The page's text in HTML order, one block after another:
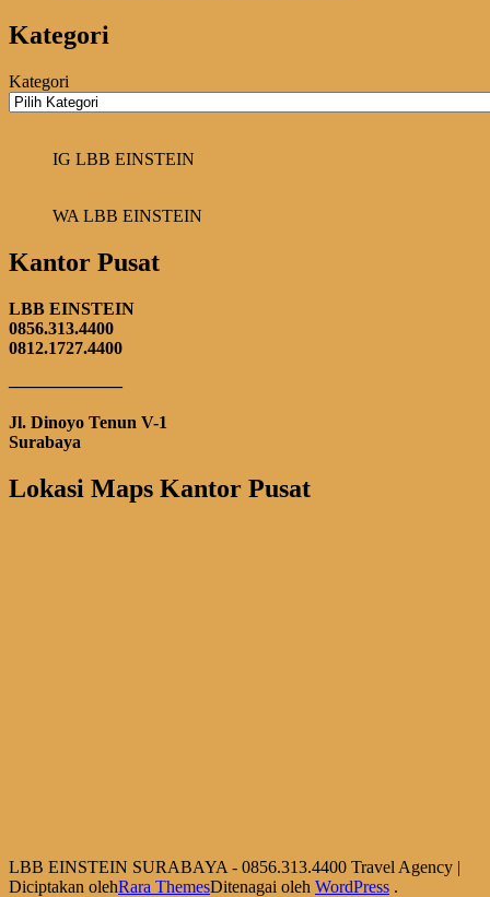
Kategori
Kategori
IG LBB EINSTEIN
WA LBB EINSTEIN
Kantor Pusat
LBB EINSTEIN
0856.313.4400
0812.1727.4400
——————–
Jl. Dinoyo Tenun V-1
Surabaya
Lokasi Maps Kantor Pusat
LBB EINSTEIN SURABAYA - 0856.313.4400 Travel Agency |
Diciptakan olehRara ThemesDitenagai oleh WordPress .